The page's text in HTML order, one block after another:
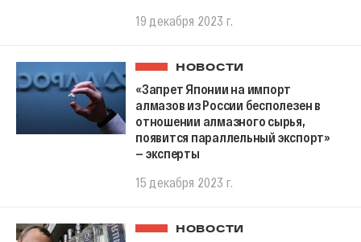
19 декабря 2023 г.
НОВОСТИ
«Запрет Японии на импорт
алмазов из России бесполезен в
отношении алмазного сырья,
появится параллельный экспорт»
— эксперты
15 декабря 2023 г.
НОВОСТИ